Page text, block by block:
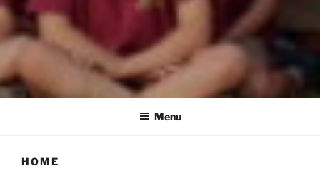
CHIRO PENDOENDER
Chiro Pendoender Rekkem
Menu
HOME